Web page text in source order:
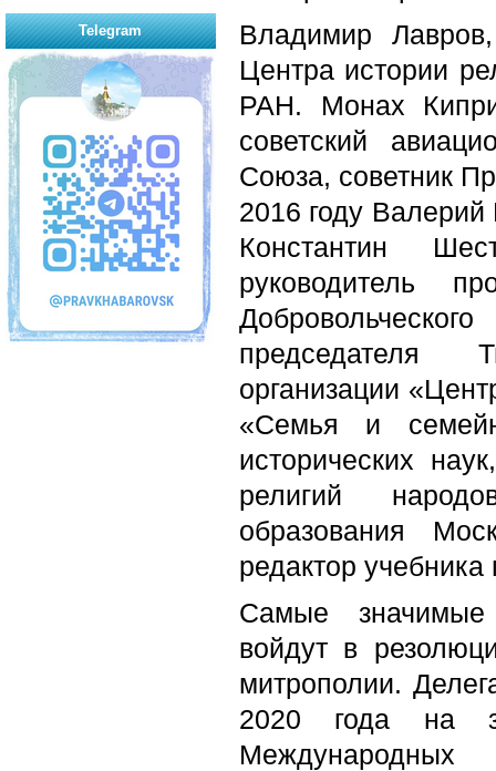
Владимир
Центра истории
РАН. Монах
советский
Союза, советник
2016 году
Константин
руководитель
председателя
организации
«Семья и
исторических
религий
образования
редактор
Самые значимые
войдут в
митрополии.
2020 года на
Международных
Telegram